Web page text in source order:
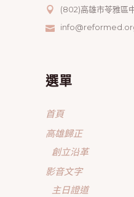
(802)高雄市苓雅區
選單
首頁
高雄歸正
創立沿革
影音文字
主日證道